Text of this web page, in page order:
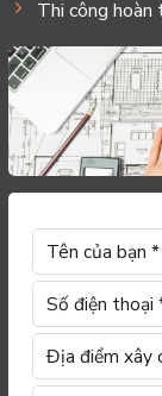
Thi công hoàn